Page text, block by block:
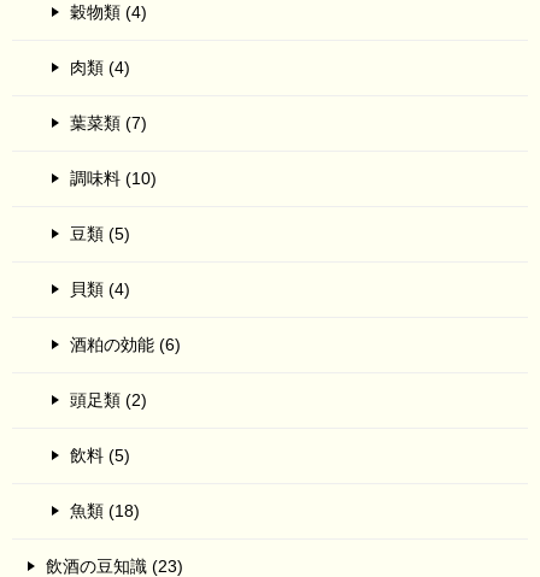
穀物類 (4)
肉類 (4)
葉菜類 (7)
調味料 (10)
豆類 (5)
貝類 (4)
酒粕の効能 (6)
頭足類 (2)
飲料 (5)
魚類 (18)
飲酒の豆知識 (23)